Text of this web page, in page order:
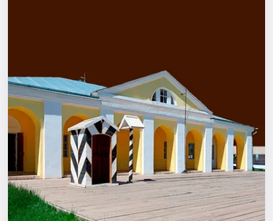
Города
Площадки
Артисты
Рейтинги